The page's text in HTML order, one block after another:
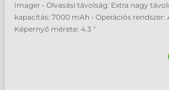
Imager • Olvasási távolság: Extra nagy
kapacitás: 7000 mAh • Operációs rendszer:
Képernyő mérete: 4.3 "